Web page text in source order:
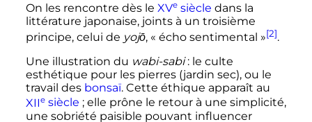
On les rencontre dès le XVesiècle dans la
littérature japonaise, joints à un troisième
principe, celui de yojō, « écho sentimental »[2].
Une illustration du wabi-sabi : le culte
esthétique pour les pierres (jardin sec), ou le
travail des bonsaï. Cette éthique apparaît au
XIIesiècle ; elle prône le retour à une simplicité,
une sobriété paisible pouvant influencer